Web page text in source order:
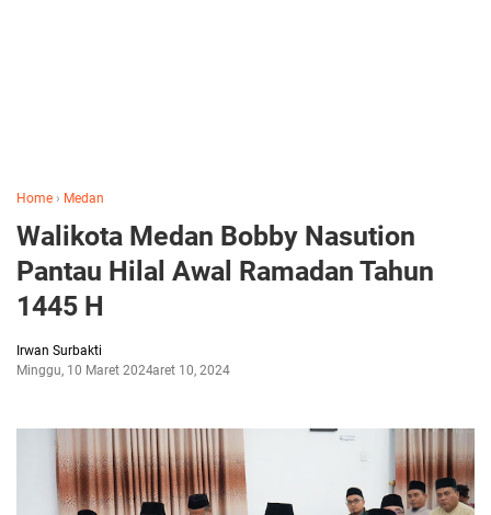
Home › Medan
Walikota Medan Bobby Nasution
Pantau Hilal Awal Ramadan Tahun
1445 H
Irwan Surbakti
Minggu, 10 Maret 2024Maret 10, 2024